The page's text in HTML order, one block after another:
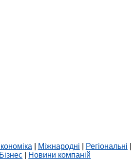
Міжнародні Регіональні
Бізнес Новини компаній